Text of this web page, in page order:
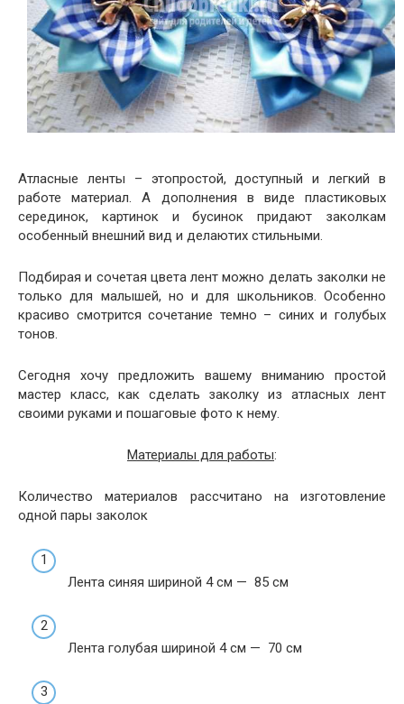
Атласные ленты – этопростой, доступный и легкий в
работе материал. А дополнения в виде пластиковых
серединок, картинок и бусинок придают заколкам
особенный внешний вид и делаютих стильными.
Подбирая и сочетая цвета лент можно делать заколки не
только для малышей, но и для школьников. Особенно
красиво смотрится сочетание темно – синих и голубых
тонов.
Сегодня хочу предложить вашему вниманию простой
мастер класс, как сделать заколку из атласных лент
своими руками и пошаговые фото к нему.
Материалы для работы:
Количество материалов рассчитано на изготовление
одной пары заколок
Лента синяя шириной 4 см — 85 см
Лента голубая шириной 4 см — 70 см